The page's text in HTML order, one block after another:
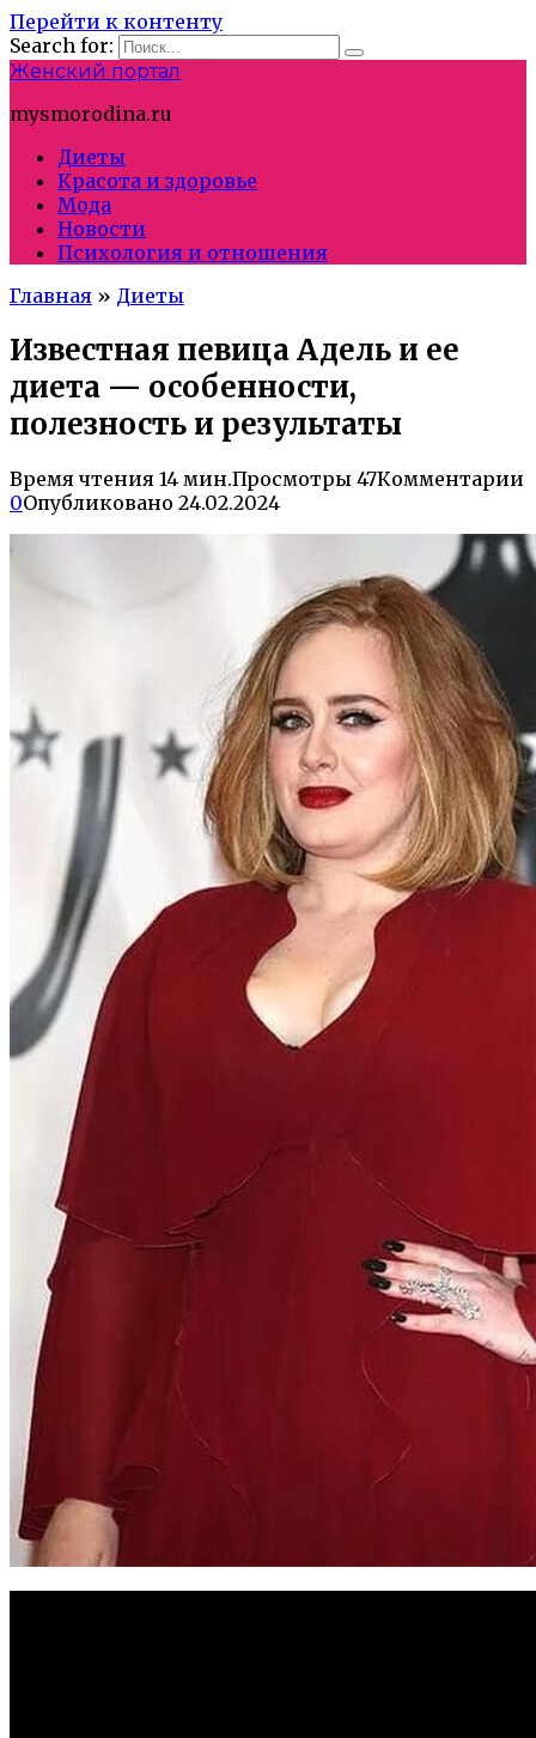
Перейти к контенту
Search for:
Женский портал
mysmorodina.ru
Диеты
Красота и здоровье
Мода
Новости
Психология и отношения
Главная » Диеты
Известная певица Адель и ее
диета — особенности,
полезность и результаты
Время чтения 14 мин.Просмотры 47Комментарии
0Опубликовано 24.02.2024